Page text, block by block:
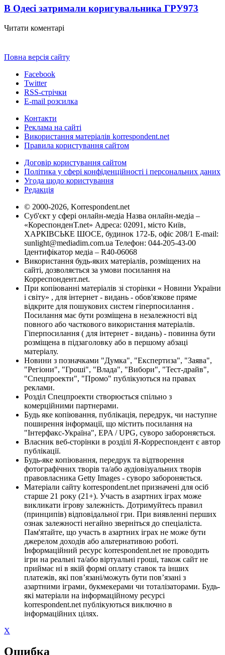
В Одесі затримали коригувальника ГРУ973
Читати коментарі
Повна версія сайту
Facebook
Twitter
RSS-стрічки
E-mail розсилка
Контакти
Реклама на сайті
Використання матеріалів korrespondent.net
Правила користування сайтом
Договір користування сайтом
Політика у сфері конфіденційності і персональних даних
Угода щодо користування
Редакція
© 2000-2026, Korrespondent.net
Суб'єкт у сфері онлайн-медіа Назва онлайн-медіа –
«КореспонденТ.net» Адреса: 02091, місто Київ,
ХАРКІВСЬКЕ ШОСЕ, будинок 172-Б, офіс 208/1 E-mail:
sunlight@mediadim.com.ua Телефон: 044-205-43-00
Ідентифікатор медіа – R40-06068
Використання будь-яких матеріалів, розміщених на
сайті, дозволяється за умови посилання на
Корреспондент.net.
При копіюванні матеріалів зі сторінки « Новини України
і світу» , для інтернет - видань - обов'язкове пряме
відкрите для пошукових систем гіперпосилання .
Посилання має бути розміщена в незалежності від
повного або часткового використання матеріалів.
Гіперпосилання ( для інтернет - видань) - повинна бути
розміщена в підзаголовку або в першому абзаці
матеріалу.
Новини з позначками "Думка", "Експертиза", "Заява",
"Регіони", "Гроші", "Влада", "Вибори", "Тест-драйв",
"Спецпроекти", "Промо" публікуються на правах
реклами.
Розділ Спецпроекти створюється спільно з
комерційними партнерами.
Будь яке копіювання, публікація, передрук, чи наступне
поширення інформації, що містить посилання на
"Інтерфакс-Україна", EPA / UPG, суворо забороняється.
Власник веб-сторінки в розділі Я-Корреспондент є автор
публікації.
Будь-яке копіювання, передрук та відтворення
фотографічних творів та/або аудіовізуальних творів
правовласника Getty Images - суворо забороняється.
Матеріали сайту korrespondent.net призначені для осіб
старше 21 року (21+). Участь в азартних іграх може
викликати ігрову залежність. Дотримуйтесь правил
(принципів) відповідальної гри. При виявленні перших
ознак залежності негайно зверніться до спеціаліста.
Пам'ятайте, що участь в азартних іграх не може бути
джерелом доходів або альтернативою роботі.
Інформаційний ресурс korrespondent.net не проводить
ігри на реальні та/або віртуальні гроші, також сайт не
приймає ні в якій формі оплату ставок та інших
платежів, які пов’язані/можуть бути пов’язані з
азартними іграми, букмекерами чи тоталізаторами. Будь-
які матеріали на інформаційному ресурсі
korrespondent.net публікуються виключно в
інформаційних цілях.
X
Ошибка